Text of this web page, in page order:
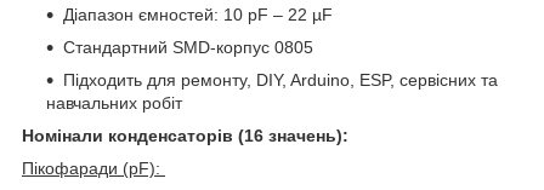
Діапазон ємностей: 10 pF – 22 µF
Стандартний SMD-корпус 0805
Підходить для ремонту, DIY, Arduino, ESP, сервісних та
навчальних робіт
Номінали конденсаторів (16 значень):
Пікофаради (pF):